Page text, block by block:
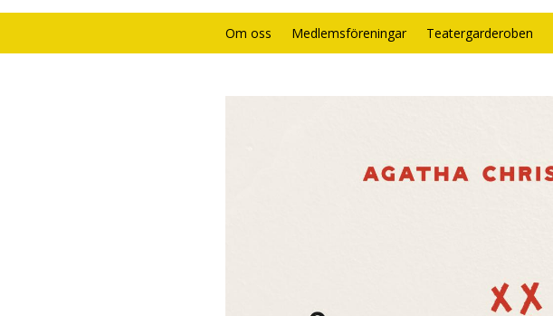
Om oss Medlemsföreningar Teatergarderoben